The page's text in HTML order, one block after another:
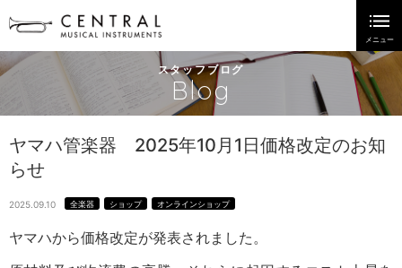
スタッフブログ
Blog
ヤマハ管楽器 2025年10月1日価格改定のお知
らせ
2025.09.10 全楽器 ショップ オンラインショップ
ヤマハから価格改定が発表されました。